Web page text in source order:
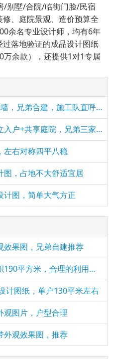
/别墅/合院/临街门脸/民宿
、庭院景观、造价预算全
余名专业设计师，均有6年
落地验证的成品设计图纸
万余款），还提供1对1专属
一层双拼别墅独立入户+共用墙，兄弟合建，施工队直呼太省料
顶配三拼三层别墅设计，独立入户+共享庭院，兄弟三家共享奢华
左右对称四平八稳
图，占地不大舒适宜居
计图，简单大气方正
效果图，兄弟自建推荐
农村简单双拼小户型，总面积190平方米，合理的利用了每一个空间
计图纸，单户130平米左右
观图片，户型合理
外观效果图，推荐